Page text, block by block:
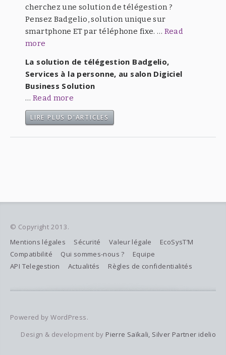
cherchez une solution de télégestion ?
Pensez Badgelio, solution unique sur
smartphone ET par téléphone fixe. … Read
more
La solution de télégestion Badgelio,
Services à la personne, au salon Digiciel
Business Solution
… Read more
LIRE PLUS D'ARTICLES
© Copyright 2013.
Mentions légales
Sécurité Valeur légale
EcoSysT’M
Compatibilité
Qui sommes-nous ?
Equipe
API Telegestion
Actualités Règles de confidentialités
Powered by WordPress.
Design & development by Pierre Saïkali, Silver Partner idelio